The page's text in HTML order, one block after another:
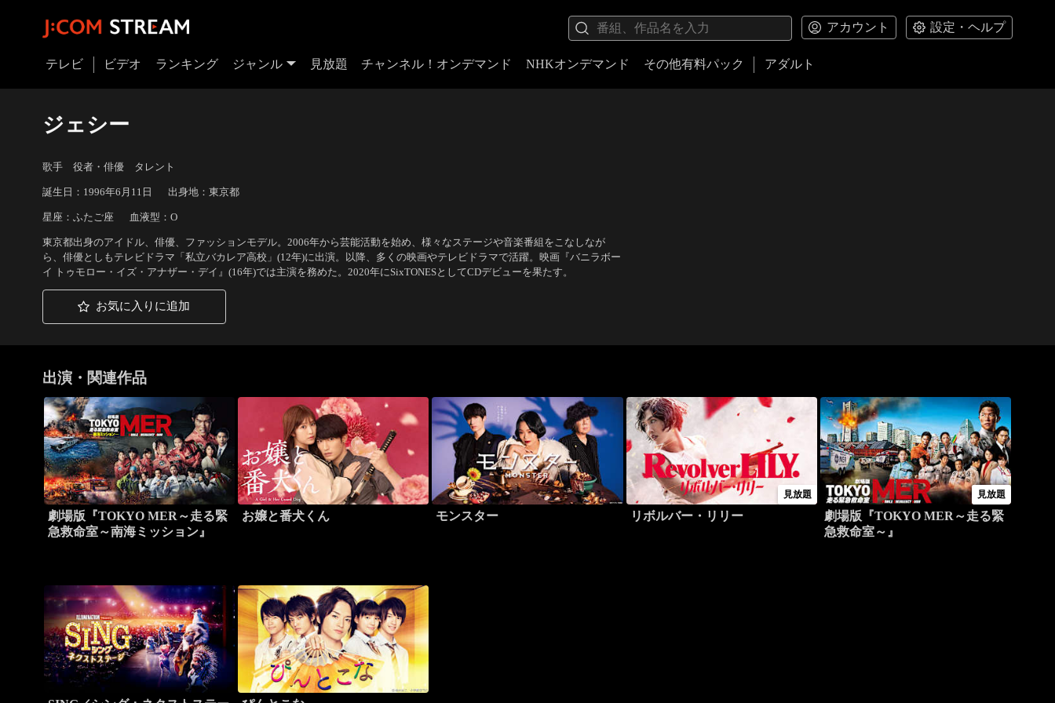
アカウント 設定・ヘルプ
テレビ ビデオ ランキング ジャンル 見放題 チャンネル！オンデマンド NHKオンデマンド その他有料パック アダルト
ジェシー
歌手 役者・俳優 タレント
誕生日：1996年6月11日 出身地：東京都
星座：ふたご座 血液型：O
東京都出身のアイドル、俳優、ファッションモデル。2006年から芸能活動を始め、様々なステージや音楽番組をこなしなが
ら、俳優としもテレビドラマ「私立バカレア高校」(12年)に出演。以降、多くの映画やテレビドラマで活躍。映画『バニラボー
イ トゥモロー・イズ・アナザー・デイ』(16年)では主演を務めた。2020年にSixTONESとしてCDデビューを果たす。
お気に入りに追加
出演・関連作品
劇場版『TOKYO MER～走る緊
急救命室～南海ミッション』
お嬢と番犬くん モンスター
見放題
リボルバー・リリー
見放題
劇場版『TOKYO MER～走る緊
急救命室～』